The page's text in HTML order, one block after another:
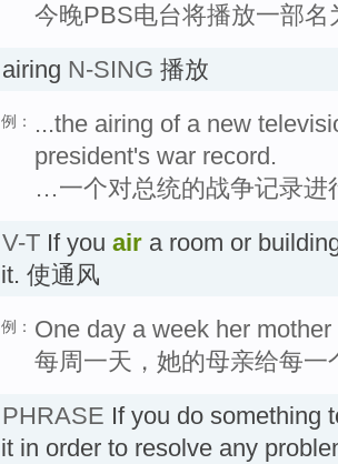
今晚PBS电台将播放一部
airing N-SING 播放
例：
...the airing of a new
president's war record.
…一个对总统的战争记录进
V-T If you air a room or
it. 使通风
例： One day a week her
每周一天，她的母亲给每
PHRASE If you do something
it in order to resolve any